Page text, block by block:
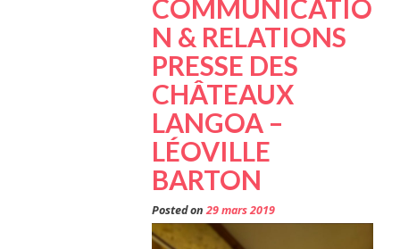
COMMUNICATIO
N & RELATIONS
PRESSE DES
CHÂTEAUX
LANGOA –
LÉOVILLE
BARTON
Posted on29 mars 2019